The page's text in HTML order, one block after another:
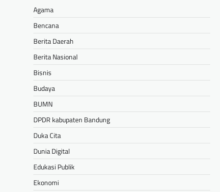
Agama
Bencana
Berita Daerah
Berita Nasional
Bisnis
Budaya
BUMN
DPDR kabupaten Bandung
Duka Cita
Dunia Digital
Edukasi Publik
Ekonomi